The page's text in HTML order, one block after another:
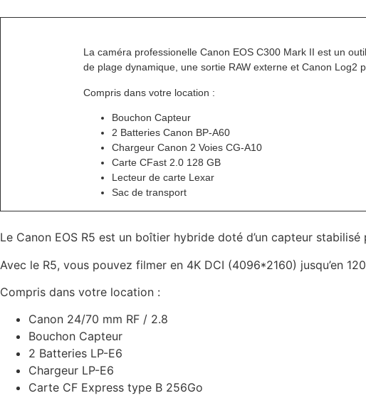
La caméra professionelle Canon EOS C300 Mark II est un
de plage dynamique, une sortie RAW externe et Canon Log2
Compris dans votre location :
Bouchon Capteur
2 Batteries Canon BP-A60
Chargeur Canon 2 Voies CG-A10
Carte CFast 2.0 128 GB
Lecteur de carte Lexar
Sac de transport
Le Canon EOS R5 est un boîtier hybride doté d’un capteur
Avec le R5, vous pouvez filmer en 4K DCI (4096*2160) jusqu’en
Compris dans votre location :
Canon 24/70 mm RF / 2.8
Bouchon Capteur
2 Batteries LP-E6
Chargeur LP-E6
Carte CF Express type B 256Go